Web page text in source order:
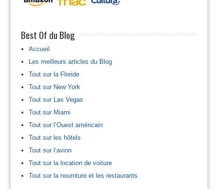
Best Of du Blog
Accueil
Les meilleurs articles du Blog
Tout sur la Floride
Tout sur New York
Tout sur Las Vegas
Tout sur Miami
Tout sur l’Ouest américain
Tout sur les hôtels
Tout sur l’avion
Tout sur la location de voiture
Tout sur la nourriture et les restaurants